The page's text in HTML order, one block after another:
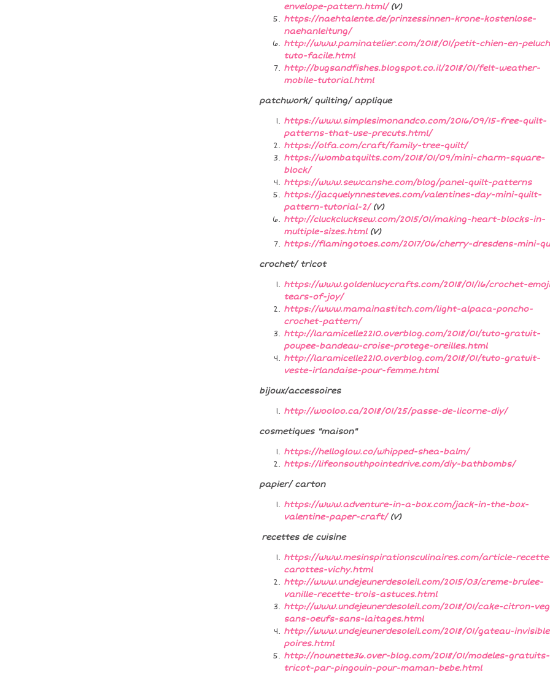
envelope-pattern.html/(V)
https://naehtalente.de/prinzessinnen-krone-kostenlose-
naehanleitung/
http://www.paminatelier.com/2018/01/petit-chien-en-
tuto-facile.html
http://bugsandfishes.blogspot.co.il/2018/01/felt-weather-
mobile-tutorial.html
patchwork/ quilting/ applique
https://www.simplesimonandco.com/2016/09/15-free-quilt-
patterns-that-use-precuts.html/
https://olfa.com/craft/family-tree-quilt/
https://wombatquilts.com/2018/01/09/mini-charm-square-
block/
https://www.sewcanshe.com/blog/panel-quilt-patterns
https://jacquelynnesteves.com/valentines-day-mini-quilt-
pattern-tutorial-2/(V)
http://cluckclucksew.com/2015/01/making-heart-blocks-in-
multiple-sizes.html(V)
https://flamingotoes.com/2017/06/cherry-dresdens-mini-
crochet/ tricot
https://www.goldenlucycrafts.com/2018/01/16/crochet-
tears-of-joy/
https://www.mamainastitch.com/light-alpaca-poncho-
crochet-pattern/
http://laramicelle2210.overblog.com/2018/01/tuto-gratuit-
poupee-bandeau-croise-protege-oreilles.html
http://laramicelle2210.overblog.com/2018/01/tuto-gratuit-
veste-irlandaise-pour-femme.html
bijoux/accessoires
http://wooloo.ca/2018/01/25/passe-de-licorne-diy/
cosmetiques "maison"
https://helloglow.co/whipped-shea-balm/
https://lifeonsouthpointedrive.com/diy-bathbombs/
papier/ carton
https://www.adventure-in-a-box.com/jack-in-the-box-
valentine-paper-craft/(V)
recettes de cuisine
https://www.mesinspirationsculinaires.com/article-
carottes-vichy.html
http://www.undejeunerdesoleil.com/2015/03/creme-brulee-
vanille-recette-trois-astuces.html
http://www.undejeunerdesoleil.com/2018/01/cake-citron-
sans-oeufs-sans-laitages.html
http://www.undejeunerdesoleil.com/2018/01/gateau-
poires.html
http://nounette36.over-blog.com/2018/01/modeles-gratuits-
tricot-par-pingouin-pour-maman-bebe.html